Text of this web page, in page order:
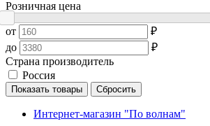
Розничная цена
от
₽
до
₽
Страна производитель
Россия
Показать товары Сбросить
Интернет-магазин "По волнам"